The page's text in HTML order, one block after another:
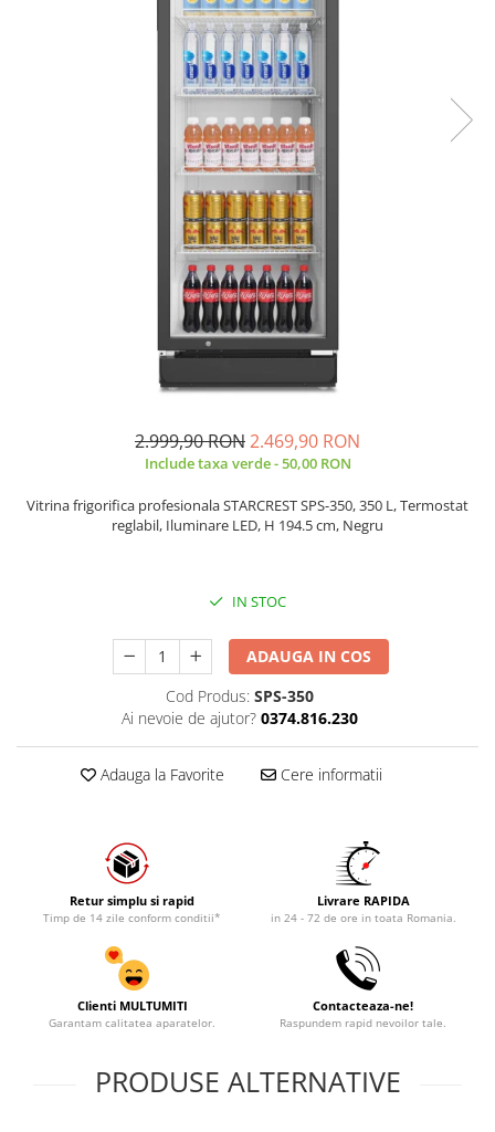
Robot de bucătărie
Dispozitive smart home
2.999,90 RON2.469,90 RON
Include taxa verde - 50,00 RON
Vitrina frigorifica profesionala STARCREST SPS-350, 350 L, Termostat
reglabil, Iluminare LED, H 194.5 cm, Negru
IN STOC
ADAUGA IN COS
Cod Produs: SPS-350
Ai nevoie de ajutor? 0374.816.230
Adauga la Favorite Cere informatii
Retur simplu si rapid
Timp de 14 zile conform conditii*
Livrare RAPIDA
in 24 - 72 de ore in toata Romania.
Clienti MULTUMITI
Garantam calitatea aparatelor.
Contacteaza-ne!
Raspundem rapid nevoilor tale.
PRODUSE ALTERNATIVE